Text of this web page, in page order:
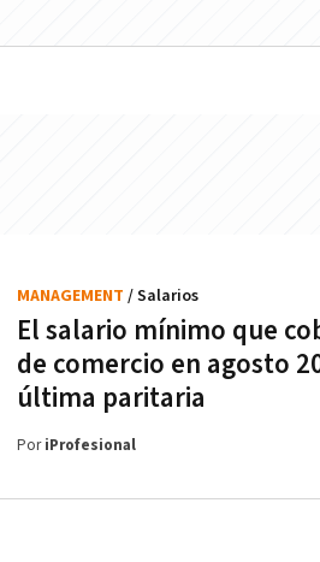
El salario mínimo que
de comercio en agosto
última paritaria
MANAGEMENT / Salarios
PoriProfesional